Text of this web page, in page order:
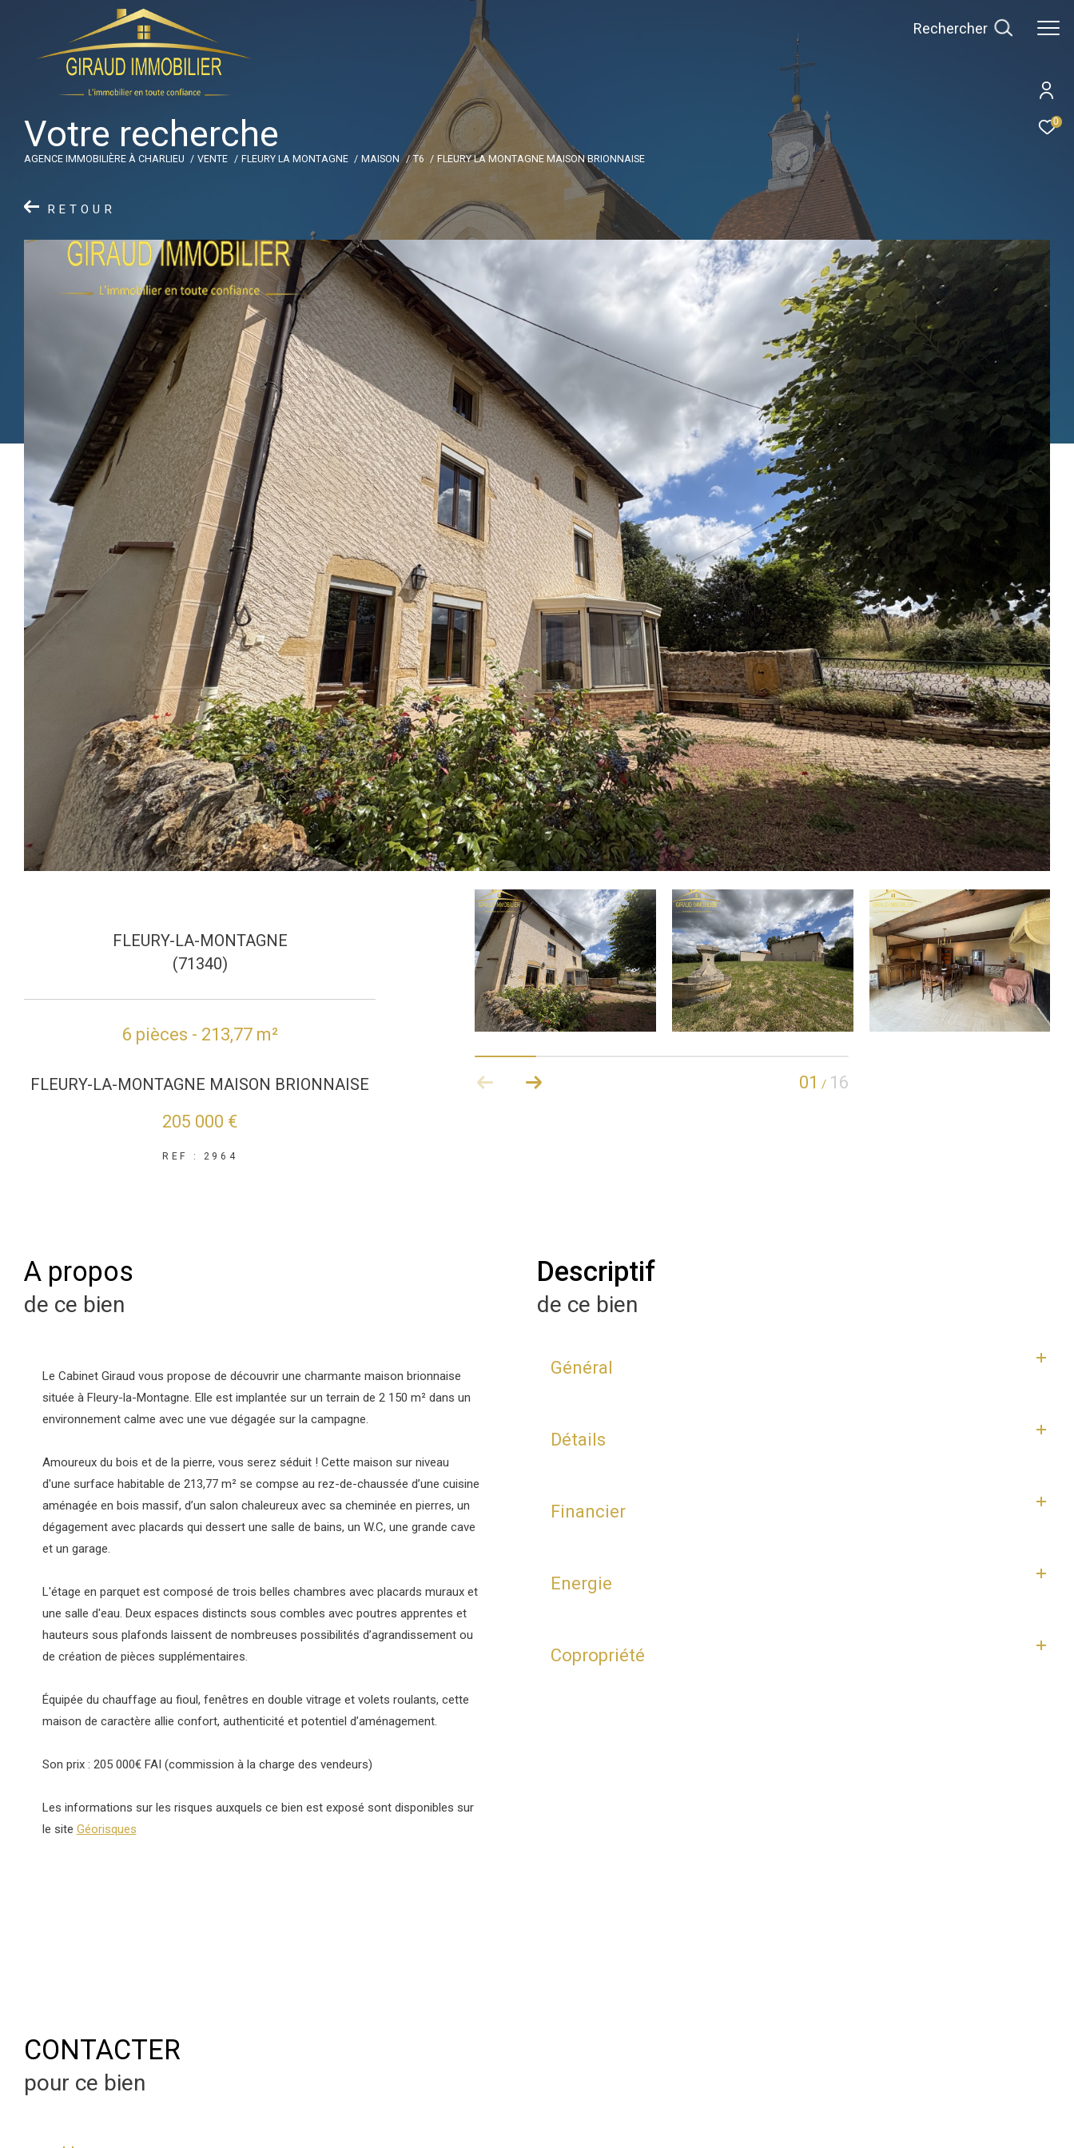
0
Rechercher
Votre recherche
AGENCE IMMOBILIÈRE À CHARLIEU VENTE FLEURY LA MONTAGNE MAISON T6 FLEURY LA MONTAGNE MAISON BRIONNAISE
RETOUR
01 / 16
FLEURY-LA-MONTAGNE
(71340)
6 pièces - 213,77 m²
FLEURY-LA-MONTAGNE MAISON BRIONNAISE
205 000 €
REF : 2964
a propos
de ce bien
Le Cabinet Giraud vous propose de découvrir une charmante maison brionnaise
située à Fleury-la-Montagne. Elle est implantée sur un terrain de 2 150 m² dans un
environnement calme avec une vue dégagée sur la campagne.
Amoureux du bois et de la pierre, vous serez séduit ! Cette maison sur niveau
d'une surface habitable de 213,77 m² se compse au rez-de-chaussée d’une cuisine
aménagée en bois massif, d’un salon chaleureux avec sa cheminée en pierres, un
dégagement avec placards qui dessert une salle de bains, un W.C, une grande cave
et un garage.
L'étage en parquet est composé de trois belles chambres avec placards muraux et
une salle d'eau. Deux espaces distincts sous combles avec poutres apprentes et
hauteurs sous plafonds laissent de nombreuses possibilités d’agrandissement ou
de création de pièces supplémentaires.
Équipée du chauffage au fioul, fenêtres en double vitrage et volets roulants, cette
maison de caractère allie confort, authenticité et potentiel d’aménagement.
Son prix : 205 000€ FAI (commission à la charge des vendeurs)
Les informations sur les risques auxquels ce bien est exposé sont disponibles sur
le site Géorisques
descriptif
de ce bien
Général
Détails
Financier
Energie
Copropriété
CONTACTER
pour ce bien